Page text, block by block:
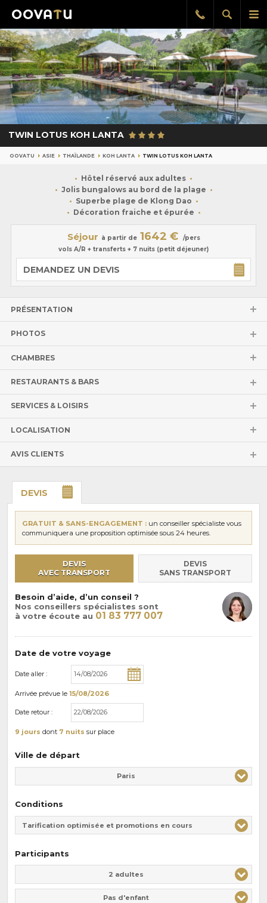
le
Afficher
la
Rappel
gratuit
TWIN LOTUS KOH LANTA
OOVATU ASIE THAÏLANDE KOH LANTA TWIN LOTUS KOH LANTA
Hôtel réservé aux adultes
Jolis bungalows au bord de la plage
Superbe plage de Klong Dao
Décoration fraiche et épurée
Séjour à partir de 1642 €
/pers
vols A/R + transferts + 7 nuits (petit déjeuner)
DEMANDEZ UN DEVIS
PRÉSENTATION
PHOTOS
CHAMBRES
RESTAURANTS & BARS
SERVICES & LOISIRS
LOCALISATION
AVIS CLIENTS
DEVIS
GRATUIT & SANS-ENGAGEMENT : un conseiller spécialiste vous
communiquera une proposition optimisée sous 24 heures.
DEVIS
AVEC TRANSPORT
DEVIS
SANS TRANSPORT
Besoin d’aide, d’un conseil ?
Nos conseillers spécialistes sont
à votre écoute au 01 83 777 007
Date de votre voyage
Date aller :
Arrivée prévue le 15/08/2026
Date retour :
9 jours dont 7 nuits sur place
Ville de départ
Paris
Conditions
Tarification optimisée et promotions en cours
Participants
2 adultes
Pas d'enfant